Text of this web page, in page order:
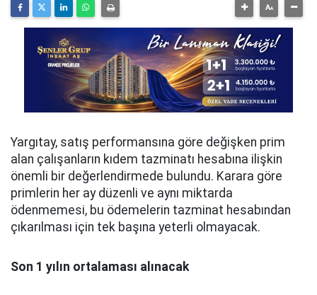
Yargıtay, satış performansına göre değişken prim
alan çalışanların kıdem tazminatı hesabına ilişkin
önemli bir değerlendirmede bulundu. Karara göre
primlerin her ay düzenli ve aynı miktarda
ödenmemesi, bu ödemelerin tazminat hesabından
çıkarılması için tek başına yeterli olmayacak.
Son 1 yılın ortalaması alınacak